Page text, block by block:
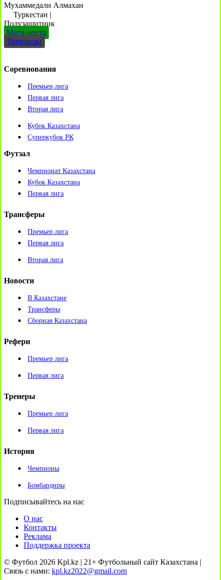
Мухаммедали Алмахан
Туркестан |
Полузащитник
Матч-центр
Прогнозы
Соревнования
Премьер лига
Первая лига
Вторая лига
Кубок Казахстана
Суперкубок РК
Футзал
Чемпионат Казахстана
Кубок Казахстана
Первая лига
Трансферы
Премьер лига
Первая лига
Вторая лига
Новости
В Казахстане
Трансферы
Сборная Казахстана
Рефери
Премьер лига
Первая лига
Тренеры
Премьер лига
Первая лига
История
Чемпионы
Бомбардиры
Подписывайтесь на нас
О нас
Контакты
Реклама
Поддержка проекта
© Футбол 2026 Kpl.kz | 21+ Футбольный сайт Казахстана |
Связь с нами: kpl.kz2022@gmail.com